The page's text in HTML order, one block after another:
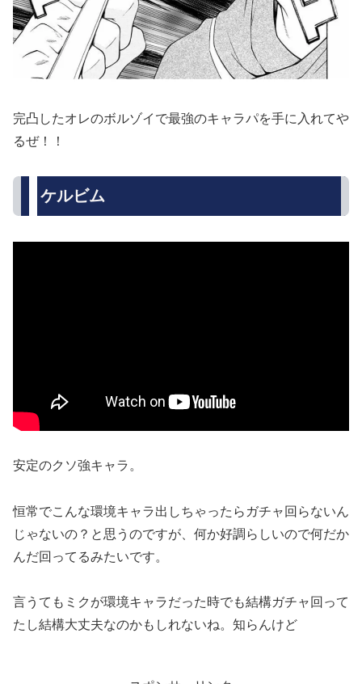
完凸したオレのボルゾイで最強のキャラパを手に入れてや
るぜ！！
ケルビム
安定のクソ強キャラ。
恒常でこんな環境キャラ出しちゃったらガチャ回らないん
じゃないの？と思うのですが、何か好調らしいので何だか
んだ回ってるみたいです。
言うてもミクが環境キャラだった時でも結構ガチャ回って
たし結構大丈夫なのかもしれないね。知らんけど